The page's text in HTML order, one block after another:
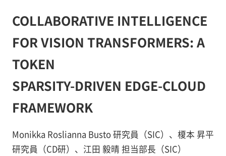
COLLABORATIVE INTELLIGENCE
FOR VISION TRANSFORMERS: A
TOKEN
SPARSITY-DRIVEN EDGE-CLOUD
FRAMEWORK
Monikka Roslianna Busto 研究員（SIC）、榎本 昇平
研究員（CD研）、江田 毅晴 担当部長（SIC）